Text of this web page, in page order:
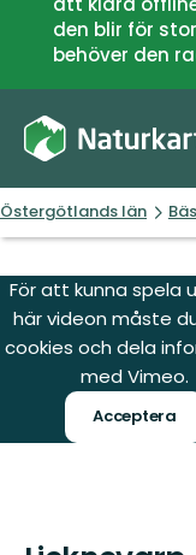
den blir för
behöver den
Östergötlands län
För att kunna spela
här videon måste
cookies och dela
med Vimeo.
Acceptera